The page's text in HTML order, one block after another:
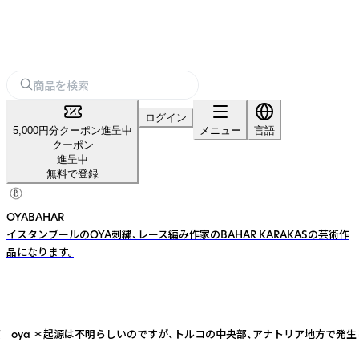
5,000円分クーポン進呈中
クーポン
進呈中
無料で登録
ログイン
メニュー
言語
OYABAHAR
イスタンブールのOYA刺繍、レース編み作家のBAHAR KARAKASの芸術作
品になります。
起源は不明らしいのですが、トルコの中央部、アナトリア地方